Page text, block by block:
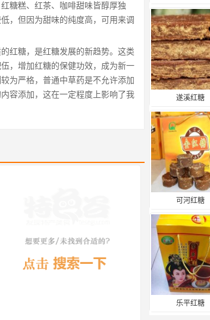
糖糕、红茶、咖啡甜味皆醇厚独
，但因为甜味的纯度高，可用来调
红糖，是红糖发展的新趋势。这类
，增加红糖的保健功效，成为新一
为严格，普通中草药是不允许添加
容添加，这在一定程度上影响了我
遂溪红糖
可河红糖
乐平红糖